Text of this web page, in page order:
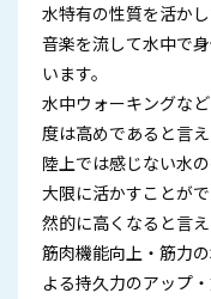
水特有の性質を活か
音楽を流して水中で
います。
水中ウォーキングな
度は高めであると言え
陸上では感じない水
大限に活かすことが
然的に高くなると言え
筋肉機能向上・筋力
よる持久力のアップ